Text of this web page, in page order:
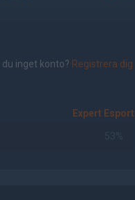
inget konto? Registrera dig
Expert Esport
53%